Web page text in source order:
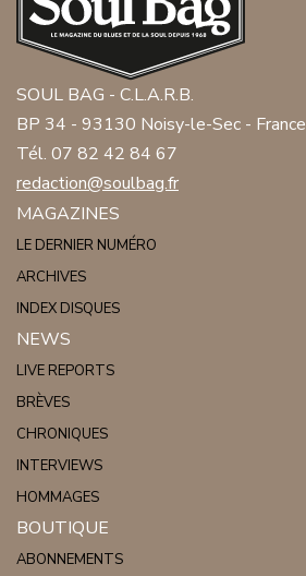
SOUL BAG - C.L.A.R.B.
BP 34 - 93130 Noisy-le-Sec - France
Tél. 07 82 42 84 67
redaction@soulbag.fr
MAGAZINES
LE DERNIER NUMÉRO
ARCHIVES
INDEX DISQUES
NEWS
LIVE REPORTS
BRÈVES
CHRONIQUES
INTERVIEWS
HOMMAGES
BOUTIQUE
ABONNEMENTS